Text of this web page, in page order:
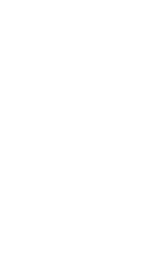
能上，它僅具備
X500+ 卻追加
功能，對於喜愛
與便利性相對提